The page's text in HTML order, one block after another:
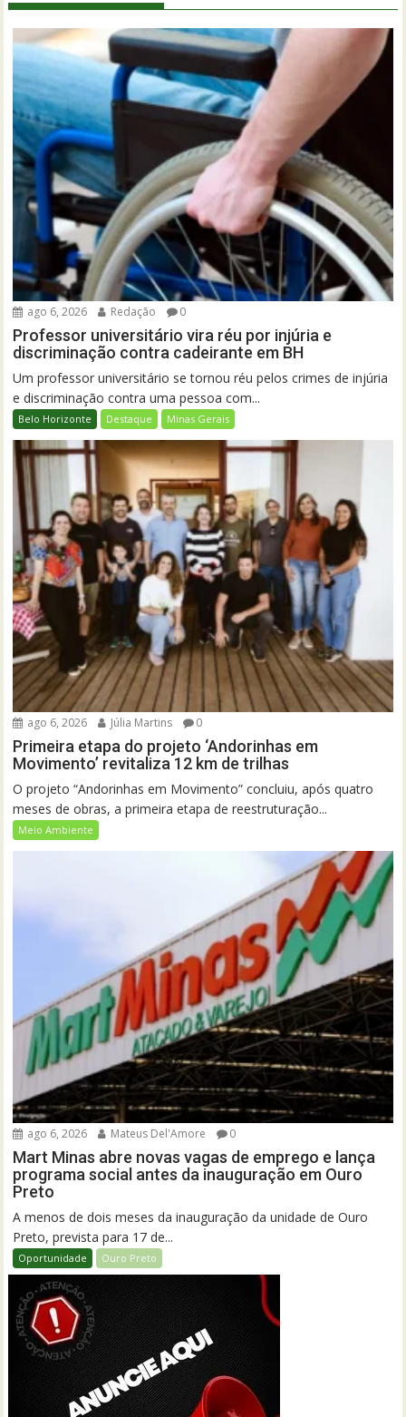
ago 6, 2026 Redação 0
Professor universitário vira réu por injúria e
discriminação contra cadeirante em BH
Um professor universitário se tornou réu pelos crimes de injúria
e discriminação contra uma pessoa com...
Belo Horizonte Destaque Minas Gerais
ago 6, 2026 Júlia Martins 0
Primeira etapa do projeto ‘Andorinhas em
Movimento’ revitaliza 12 km de trilhas
O projeto “Andorinhas em Movimento” concluiu, após quatro
meses de obras, a primeira etapa de reestruturação...
Meio Ambiente
ago 6, 2026 Mateus Del'Amore 0
Mart Minas abre novas vagas de emprego e lança
programa social antes da inauguração em Ouro
Preto
A menos de dois meses da inauguração da unidade de Ouro
Preto, prevista para 17 de...
Oportunidade Ouro Preto